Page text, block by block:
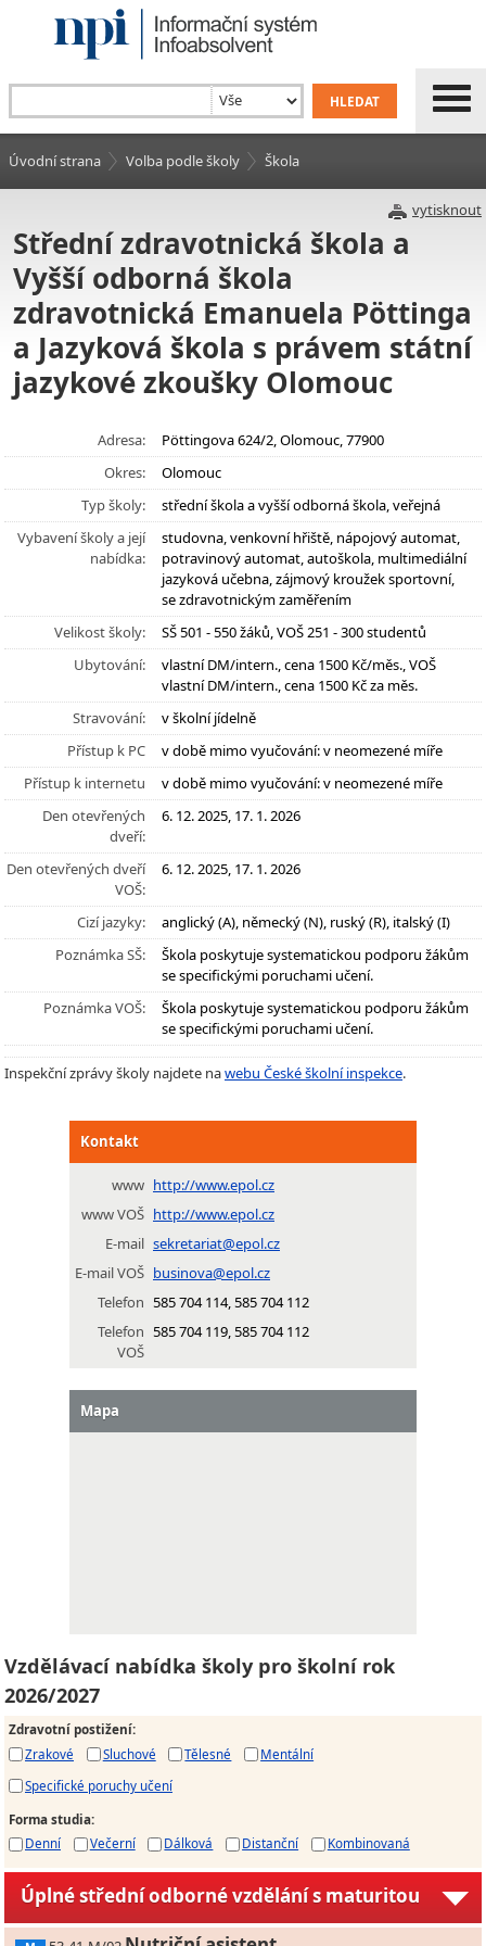
Úvodní strana Volba podle školy Škola
vytisknout
Střední zdravotnická škola a
Vyšší odborná škola
zdravotnická Emanuela Pöttinga
a Jazyková škola s právem státní
jazykové zkoušky Olomouc
Adresa:
Pöttingova 624/2, Olomouc, 77900
Okres:
Olomouc
Typ školy:
střední škola a vyšší odborná škola, veřejná
Vybavení školy a její
nabídka:
studovna, venkovní hřiště, nápojový automat,
potravinový automat, autoškola, multimediální
jazyková učebna, zájmový kroužek sportovní,
se zdravotnickým zaměřením
Velikost školy:
SŠ 501 - 550 žáků, VOŠ 251 - 300 studentů
Ubytování:
vlastní DM/intern., cena 1500 Kč/měs., VOŠ
vlastní DM/intern., cena 1500 Kč za měs.
Stravování:
v školní jídelně
Přístup k PC
v době mimo vyučování: v neomezené míře
Přístup k internetu
v době mimo vyučování: v neomezené míře
Den otevřených
dveří:
6. 12. 2025, 17. 1. 2026
Den otevřených dveří
VOŠ:
6. 12. 2025, 17. 1. 2026
Cizí jazyky:
anglický (A), německý (N), ruský (R), italský (I)
Poznámka SŠ:
Škola poskytuje systematickou podporu žákům
se specifickými poruchami učení.
Poznámka VOŠ:
Škola poskytuje systematickou podporu žákům
se specifickými poruchami učení.
Inspekční zprávy školy najdete nawebu České školní inspekce.
Kontakt
www http://www.epol.cz
www VOŠ http://www.epol.cz
E-mail sekretariat@epol.cz
E-mail VOŠ businova@epol.cz
Telefon 585 704 114, 585 704 112
Telefon
VOŠ
585 704 119, 585 704 112
Mapa
Vzdělávací nabídka školy pro školní rok
2026/2027
Zdravotní postižení:
Zrakové
Sluchové Tělesné
Mentální
Specifické poruchy učení
Forma studia:
Denní
Večerní Dálková Distanční Kombinovaná
Úplné střední odborné vzdělání s maturitou